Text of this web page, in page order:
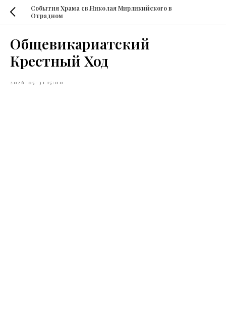
События Храма св.Николая Мирликийского в
Отрадном
Общевикариатский
Крестный Ход
2026-05-31 15:00